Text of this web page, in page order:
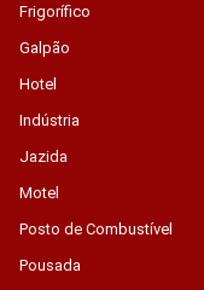
Frigorífico
Galpão
Hotel
Indústria
Jazida
Motel
Posto de Combustível
Pousada